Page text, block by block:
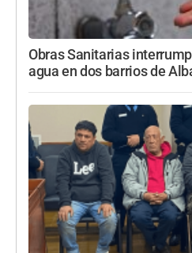
Obras Sanitarias
agua en dos barrios de